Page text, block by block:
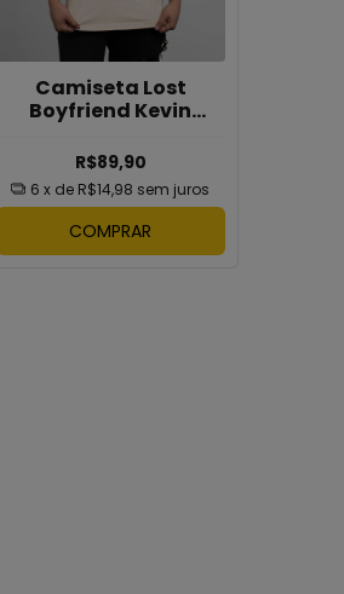
Camiseta Lost
Boyfriend Kevin
R$89,90
6 x de R$14,98 sem juros
COMPRAR